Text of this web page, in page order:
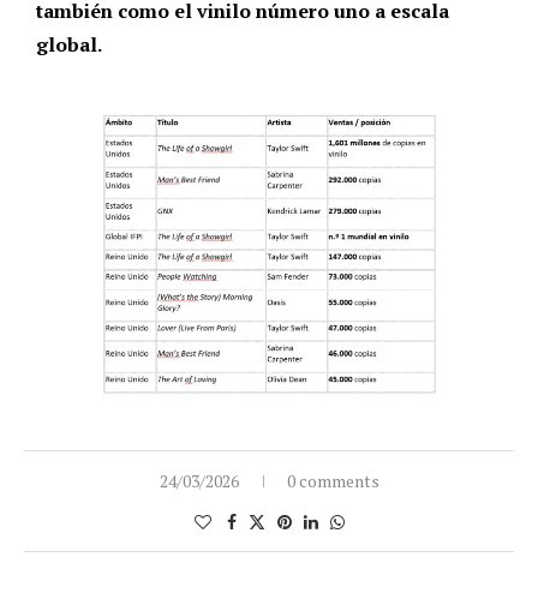
también como el vinilo número uno a escala
global.
24/03/2026 0 comments